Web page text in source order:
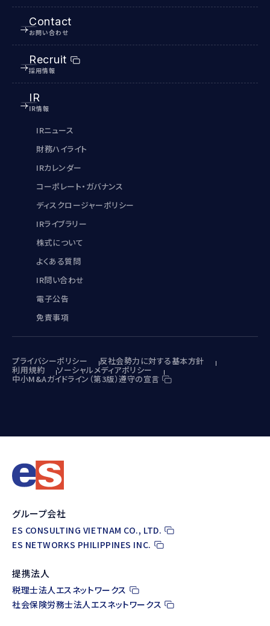
Contact
お問い合わせ
Recruit
採用情報
プライバシーポリシー 反社会勢力に対する基本方針
利用規約 ソーシャルメディアポリシー
中小M&Aガイドライン（第3版）遵守の宣言
IR
IR情報
IRニュース
財務ハイライト
IRカレンダー
コーポレート・ガバナンス
ディスクロージャーポリシー
IRライブラリー
株式について
よくある質問
IR問い合わせ
電子公告
免責事項
グループ会社
ES CONSULTING VIETNAM CO., LTD.
ES NETWORKS PHILIPPINES INC.
提携法人
税理士法人エスネットワークス
社会保険労務士法人エスネットワークス